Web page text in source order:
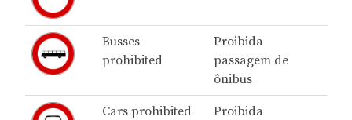
Busses
prohibited
Proibida
passagem de
ônibus
Cars prohibited
Proibida